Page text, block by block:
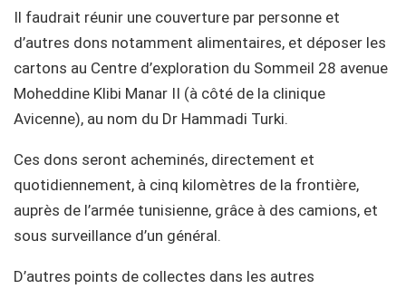
Il faudrait réunir une couverture par personne et
d’autres dons notamment alimentaires, et déposer les
cartons au Centre d’exploration du Sommeil 28 avenue
Moheddine Klibi Manar II (à côté de la clinique
Avicenne), au nom du Dr Hammadi Turki.
Ces dons seront acheminés, directement et
quotidiennement, à cinq kilomètres de la frontière,
auprès de l’armée tunisienne, grâce à des camions, et
sous surveillance d’un général.
D’autres points de collectes dans les autres